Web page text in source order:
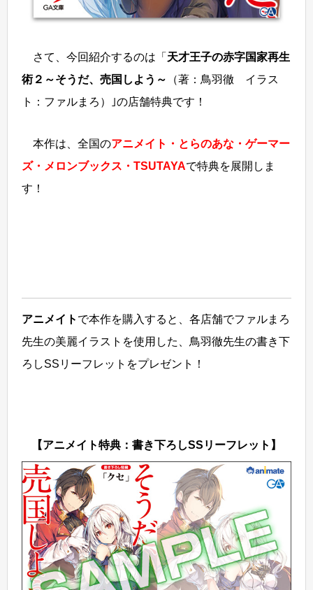
さて、今回紹介するのは「 天才王子の赤字国家再生
術２～そうだ、売国しよう～
（著：鳥羽徹 イラス
ト：ファルまろ）｣の店舗特典です！
本作は、全国のアニメイト・とらのあな・ゲーマー
ズ・メロンブックス・TSUTAYAで特典を展開しま
す！
アニメイト で本作を購入すると、各店舗でファルまろ
先生の美麗イラストを使用した、鳥羽徹先生の書き下
ろしSSリーフレットをプレゼント！
【アニメイト特典：書き下ろしSSリーフレット】